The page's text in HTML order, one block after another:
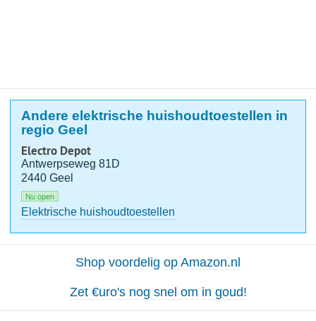
Andere elektrische huishoudtoestellen in
regio Geel
Electro Depot
Antwerpseweg 81D
2440 Geel
Nu open
Elektrische huishoudtoestellen
Shop voordelig op Amazon.nl
Zet €uro's nog snel om in goud!